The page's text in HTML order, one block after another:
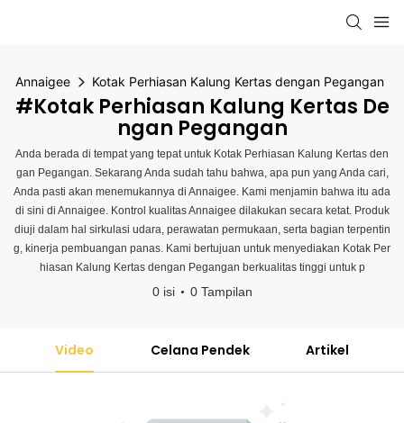
Annaigee Kotak Perhiasan Kalung Kertas dengan Pegangan
#Kotak Perhiasan Kalung Kertas De
Ngan Pegangan
Anda berada di tempat yang tepat untuk Kotak Perhiasan Kalung Kertas den
gan Pegangan. Sekarang Anda sudah tahu bahwa, apa pun yang Anda cari,
Anda pasti akan menemukannya di Annaigee. Kami menjamin bahwa itu ada
di sini di Annaigee. Kontrol kualitas Annaigee dilakukan secara ketat. Produk
diuji dalam hal sirkulasi udara, perawatan permukaan, serta bagian terpentin
g, kinerja pembuangan panas. Kami bertujuan untuk menyediakan Kotak Per
hiasan Kalung Kertas dengan Pegangan berkualitas tinggi untuk p
0 isi 0 Tampilan
Video Celana Pendek Artikel